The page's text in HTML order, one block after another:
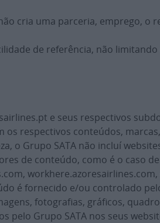
cria uma parceria, emprego, o
de referência, não limitando
e seus respectivos
respectivos conteúdos,
o Grupo SATA não incluí
de conteúdo, como é o caso
é fornecido e/ou controlado
fotografias, gráficos,
Grupo SATA nos seus